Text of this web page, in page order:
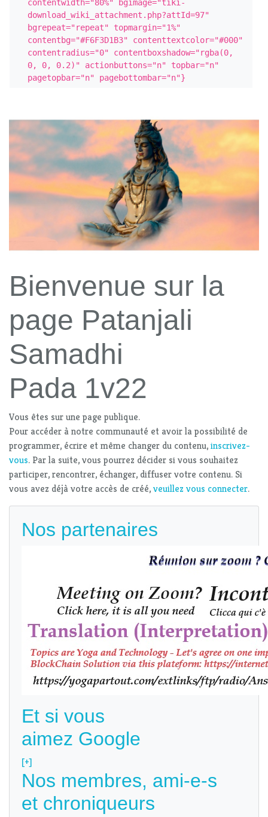
contentwidth="80%" bgimage="tiki-
download_wiki_attachment.php?attId=97"
bgrepeat="repeat" topmargin="1%"
contentbg="#F6F3D1B3" contenttextcolor="#000"
contentradius="0" contentboxshadow="rgba(0,
0, 0, 0.2)" actionbuttons="n" topbar="n"
pagetopbar="n" pagebottombar="n"}
Bienvenue sur la
page Patanjali
Samadhi
Pada 1v22
Vous êtes sur une page publique.
Pour accéder à notre communauté et avoir la possibilité de
programmer, écrire et même changer du contenu,inscrivez-
vous. Par la suite, vous pourrez décider si vous souhaitez
participer, rencontrer, échanger, diffuser votre contenu. Si
vous avez déjà votre accès de créé,veuillez vous connecter.
Nos partenaires
Et si vous
aimez Google
[+]
Nos membres, ami-e-s
et chroniqueurs